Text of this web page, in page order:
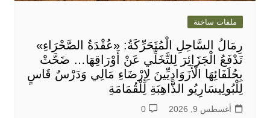
ملفات ساخنة
رِمَالُ السَّاحِلِ الْمُتَحَرِّكَةُ: «عُقْدَةُ الصَّحْرَاءِ»
تَدْفَعُ الْجَزَائِرَ لِلتَّخَلِّي عَنْ أَوْرَاقِهَا… ضَحَّتْ
بِحُلَفَائِهَا الْأَزَوَادِيِّينَ لِإِرْضَاءِ مَالِي وَدَرْسٌ قَاسٍ
لِلْبُولِيسَارِيُو الذَّاهِبَةِ لِلْقُمَامَةِ
أغسطس 9, 2026 0